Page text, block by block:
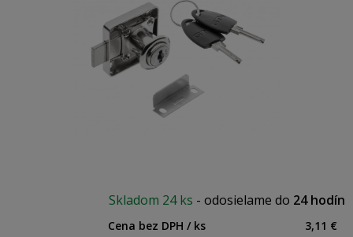
Skladom 24 ks - odosielame do 24 hodín
Cena bez DPH / ks 3,11 €